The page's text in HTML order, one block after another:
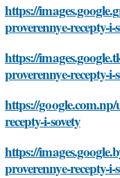
https://
proverennye-recepty-i-
https://
proverennye-recepty-i-
https://
recepty-i-sovety
https://
proverennye-recepty-i-